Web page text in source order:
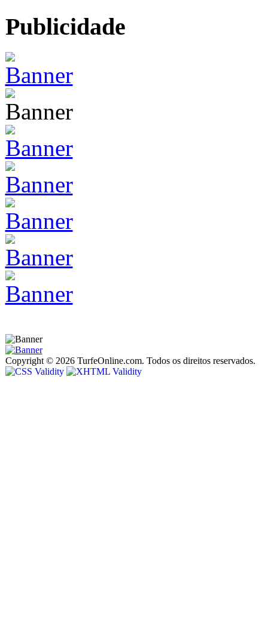
Publicidade
Copyright © 2026 TurfeOnline.com. Todos os direitos reservados.